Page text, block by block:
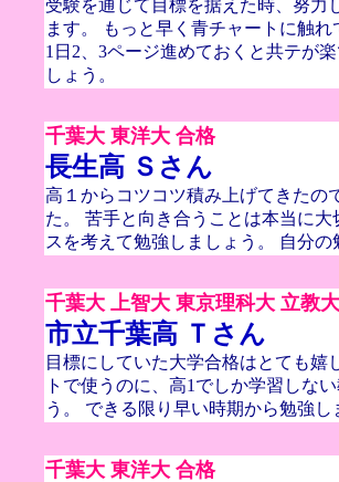
受験を通じて目標を据えた時、努力
ます。 もっと早く青チャートに触
1日2、3ページ進めておくと共テが
しょう。
千葉大 東洋大 合格
長生高 Ｓさん
高１からコツコツ積み上げてきたの
た。 苦手と向き合うことは本当に
スを考えて勉強しましょう。 自分
千葉大 上智大 東京理科大 立教
市立千葉高 Ｔさん
目標にしていた大学合格はとても
トで使うのに、高1でしか学習しな
う。 できる限り早い時期から勉強し
千葉大 東洋大 合格